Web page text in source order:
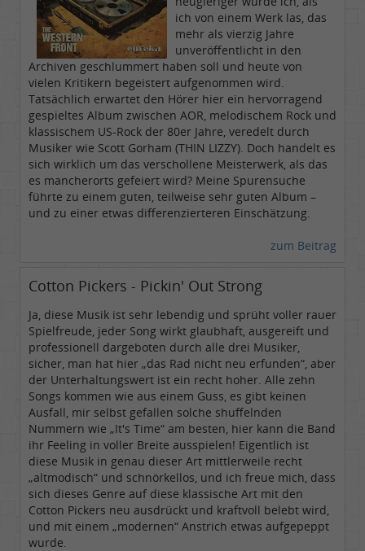
ich von einem Werk las, das
mehr als vierzig Jahre
unveröffentlicht in den
Archiven geschlummert haben soll und heute von
vielen Kritikern begeistert aufgenommen wird.
Tatsächlich erwartet den Hörer hier ein hervorragend
gespieltes Album zwischen AOR, melodischem Rock und
klassischem US-Rock der 80er Jahre, veredelt durch
Musiker wie Scott Gorham (THIN LIZZY). Doch handelt es
sich wirklich um das verschollene Meisterwerk, als das
es mancherorts gefeiert wird? Meine Spurensuche
führte zu einem guten, teilweise sehr guten Album –
und zu einer etwas differenzierteren Einschätzung.
zum Beitrag
Cotton Pickers - Pickin' Out Strong
Ja, diese Musik ist sehr lebendig und sprüht voller rauer
Spielfreude, jeder Song wirkt glaubhaft, ausgereift und
professionell dargeboten durch alle drei Musiker,
sicher, man hat hier „das Rad nicht neu erfunden“, aber
der Unterhaltungswert ist ein recht hoher. Alle zehn
Songs kommen wie aus einem Guss, es gibt keinen
Ausfall, mir selbst gefallen solche shuffelnden
Nummern wie „It's Time“ am besten, hier kann die Band
ihr Feeling in voller Breite ausspielen! Eigentlich ist
diese Musik in genau dieser Art mittlerweile recht
„altmodisch“ und schnörkellos, und ich freue mich, dass
sich dieses Genre auf diese klassische Art mit den
Cotton Pickers neu ausdrückt und kraftvoll belebt wird,
und mit einem „modernen“ Anstrich etwas aufgepeppt
wurde.